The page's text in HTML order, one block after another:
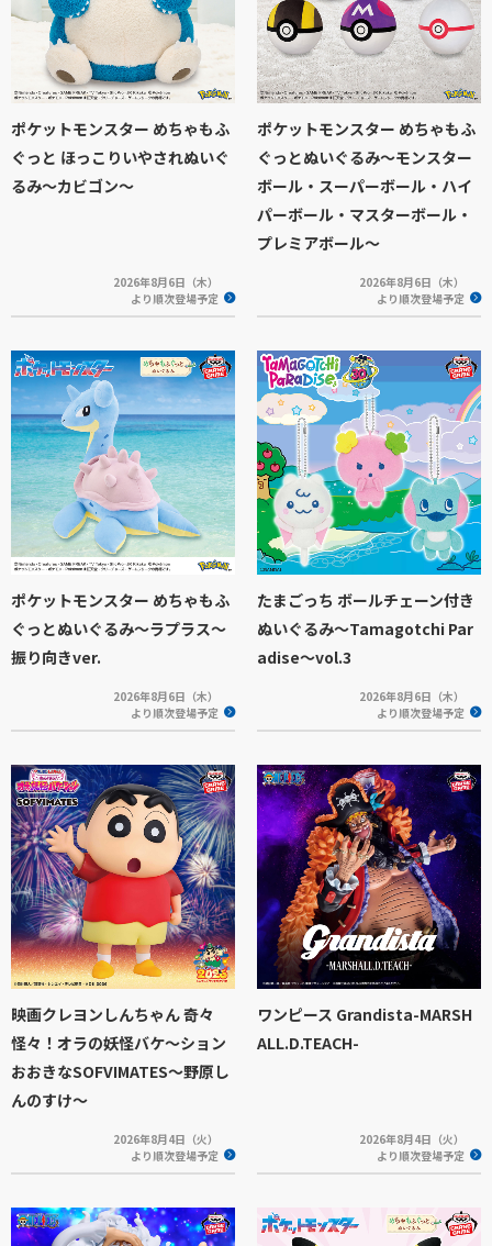
ポケットモンスター めちゃもふ
ぐっと ほっこりいやされぬいぐ
るみ～カビゴン～
2026年8月6日（木）
より順次登場予定
ポケットモンスター めちゃもふ
ぐっとぬいぐるみ～モンスター
ボール・スーパーボール・ハイ
パーボール・マスターボール・
プレミアボール～
2026年8月6日（木）
より順次登場予定
ポケットモンスター めちゃもふ
ぐっとぬいぐるみ～ラプラス～
振り向きver.
2026年8月6日（木）
より順次登場予定
たまごっち ボールチェーン付き
ぬいぐるみ～Tamagotchi Par
adise～vol.3
2026年8月6日（木）
より順次登場予定
映画クレヨンしんちゃん 奇々
怪々！オラの妖怪バケ～ション
おおきなSOFVIMATES～野原し
んのすけ～
2026年8月4日（火）
より順次登場予定
ワンピース Grandista-MARSH
ALL.D.TEACH-
2026年8月4日（火）
より順次登場予定